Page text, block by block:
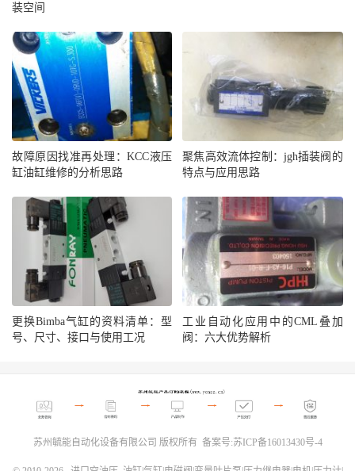
装空间
故障原因找准再处理：KCC液压
缸油缸维修的分析思路
聚焦高效流体控制：jgh插装阀的
特点与应用思路
更换Bimba气缸的资料清单：型
号、尺寸、接口与使用工况
工业自动化应用中的CML叠加
阀：六大优势解析
苏州毓能自动化设备有限公司 版权所有 备案号:苏ICP备16013430号-4